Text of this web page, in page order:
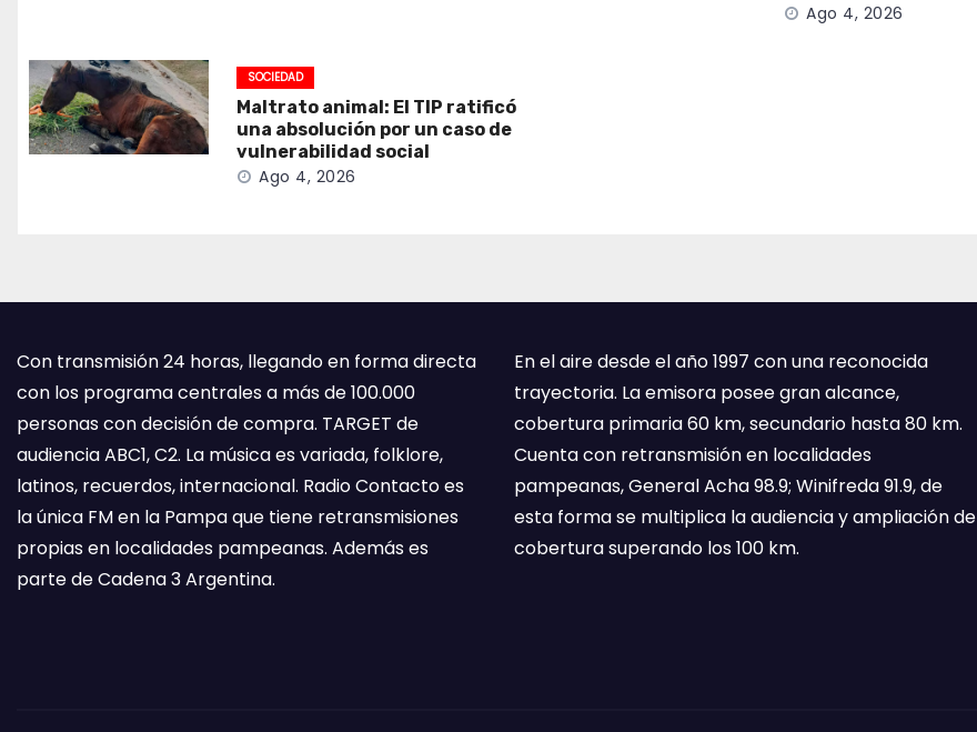
Ago 4, 2026
SOCIEDAD
Maltrato animal: El TIP ratificó
una absolución por un caso de
vulnerabilidad social
Ago 4, 2026
Con transmisión 24 horas, llegando en forma directa
con los programa centrales a más de 100.000
personas con decisión de compra. TARGET de
audiencia ABC1, C2. La música es variada, folklore,
latinos, recuerdos, internacional. Radio Contacto es
la única FM en la Pampa que tiene retransmisiones
propias en localidades pampeanas. Además es
parte de Cadena 3 Argentina.
En el aire desde el año 1997 con una reconocida
trayectoria. La emisora posee gran alcance,
cobertura primaria 60 km, secundario hasta 80 km.
Cuenta con retransmisión en localidades
pampeanas, General Acha 98.9; Winifreda 91.9, de
esta forma se multiplica la audiencia y ampliación de
cobertura superando los 100 km.